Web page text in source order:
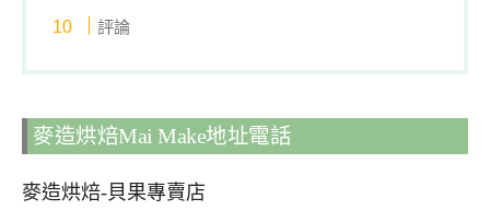
評論
麥造烘焙Mai Make地址電話
麥造烘焙-貝果專賣店